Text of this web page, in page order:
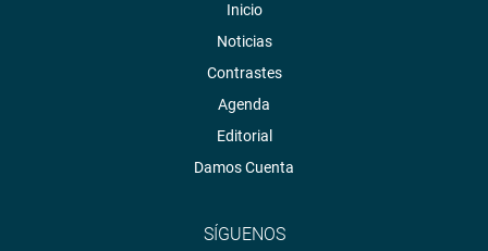
Inicio
Noticias
Contrastes
Agenda
Editorial
Damos Cuenta
SÍGUENOS